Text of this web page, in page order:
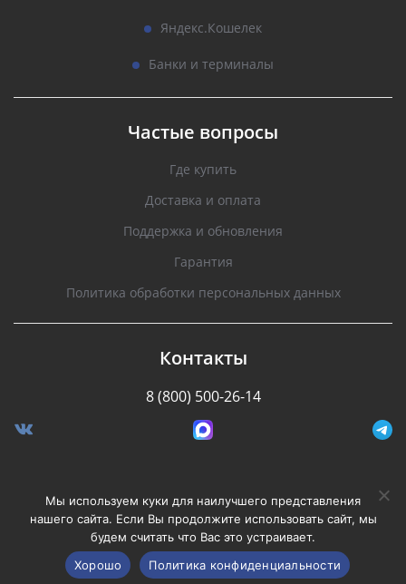
Яндекс.Кошелек
Банки и терминалы
Частые вопросы
Где купить
Доставка и оплата
Поддержка и обновления
Гарантия
Политика обработки персональных данных
Контакты
8 (800) 500-26-14
Разработано Stormcorp
Copyright © 2008-2020, Silverstone F1. Все права
защищены.
Мы используем куки для наилучшего представления
нашего сайта. Если Вы продолжите использовать сайт, мы
будем считать что Вас это устраивает.
Хорошо
Политика конфиденциальности